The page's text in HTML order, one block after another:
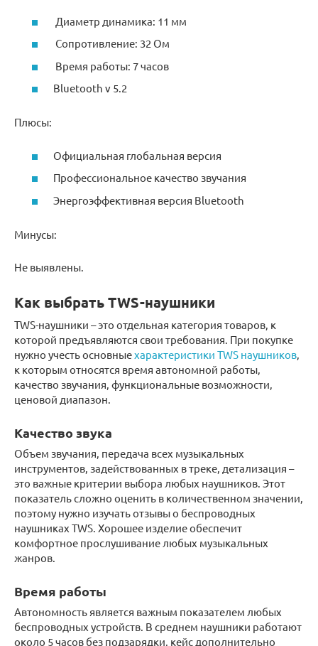
Диаметр динамика: 11 мм
Сопротивление: 32 Ом
Время работы: 7 часов
Bluetooth v 5.2
Плюсы:
Официальная глобальная версия
Профессиональное качество звучания
Энергоэффективная версия Bluetooth
Минусы:
Не выявлены.
Как выбрать TWS-наушники
TWS-наушники – это отдельная категория товаров, к
которой предъявляются свои требования. При покупке
нужно учесть основныехарактеристики TWS наушников
к которым относятся время автономной работы,
качество звучания, функциональные возможности,
ценовой диапазон.
Качество звука
Объем звучания, передача всех музыкальных
инструментов, задействованных в треке, детализация –
это важные критерии выбора любых наушников. Этот
показатель сложно оценить в количественном значении,
поэтому нужно изучать отзывы о беспроводных
наушниках TWS. Хорошее изделие обеспечит
комфортное прослушивание любых музыкальных
жанров.
Время работы
Автономность является важным показателем любых
беспроводных устройств. В среднем наушники работают
около 5 часов без подзарядки, кейс дополнительно